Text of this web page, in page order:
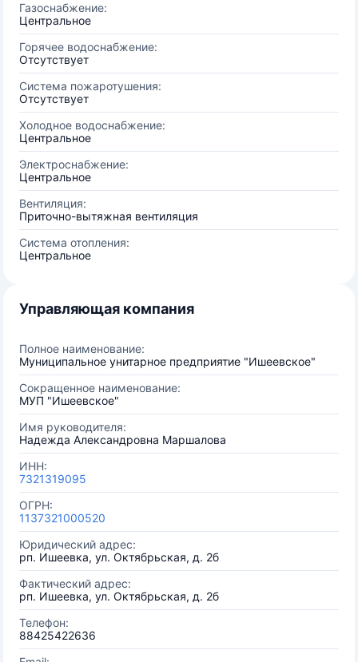
Газоснабжение:
Центральное
Горячее водоснабжение:
Отсутствует
Система пожаротушения:
Отсутствует
Холодное водоснабжение:
Центральное
Электроснабжение:
Центральное
Вентиляция:
Приточно-вытяжная вентиляция
Система отопления:
Центральное
Управляющая компания
Полное наименование:
Муниципальное унитарное предприятие "Ишеевское"
Сокращенное наименование:
МУП "Ишеевское"
Имя руководителя:
Надежда Александровна Маршалова
ИНН:
7321319095
ОГРН:
1137321000520
Юридический адрес:
рп. Ишеевка, ул. Октябрьская, д. 2б
Фактический адрес:
рп. Ишеевка, ул. Октябрьская, д. 2б
Телефон:
88425422636